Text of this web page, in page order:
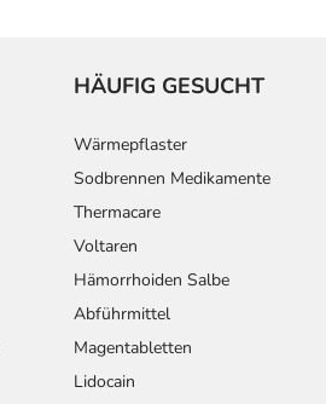
HÄUFIG GESUCHT
Wärmepflaster
Sodbrennen Medikamente
Thermacare
Voltaren
Hämorrhoiden Salbe
Abführmittel
Magentabletten
Lidocain